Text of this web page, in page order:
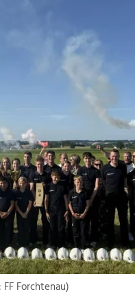
Forchtenau)